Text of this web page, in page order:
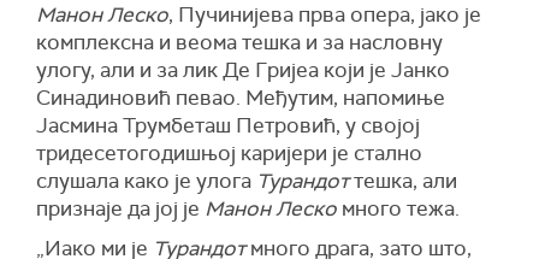
Манон Леско, Пучинијева прва опера, јако је
комплексна и веома тешка и за насловну
улогу, али и за лик Де Гријеа који је Јанко
Синадиновић певао. Међутим, напомиње
Јасмина Трумбеташ Петровић, у својој
тридесетогодишњој каријери је стално
слушала како је улога Турандоттешка, али
признаје да јој је Манон Леско много тежа.
„Иако ми је Турандотмного драга, зато што,